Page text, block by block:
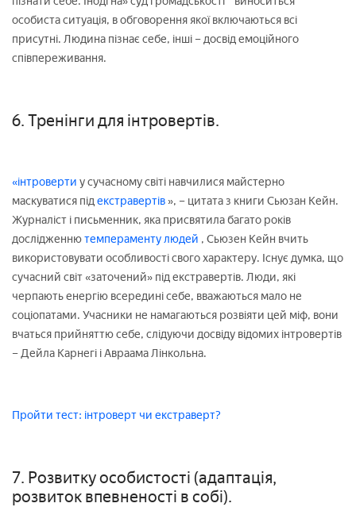
особиста ситуація, в обговорення якої включаються всі
присутні. Людина пізнає себе, інші – досвід емоційного
співпереживання.
6. Тренінги для інтровертів.
«інтроверти у сучасному світі навчилися майстерно
маскуватися підекстравертів», – цитата з книги Сьюзан Кейн.
Журналіст і письменник, яка присвятила багато років
дослідженнютемпераменту людей , Сьюзен Кейн вчить
використовувати особливості свого характеру. Існує думка, що
сучасний світ «заточений» під екстравертів. Люди, які
черпають енергію всередині себе, вважаються мало не
соціопатами. Учасники не намагаються розвіяти цей міф, вони
вчаться прийняттю себе, слідуючи досвіду відомих інтровертів
– Дейла Карнегі і Авраама Лінкольна.
Пройти тест: інтроверт чи екстраверт?
7. Розвитку особистості (адаптація,
розвиток впевненості в собі).